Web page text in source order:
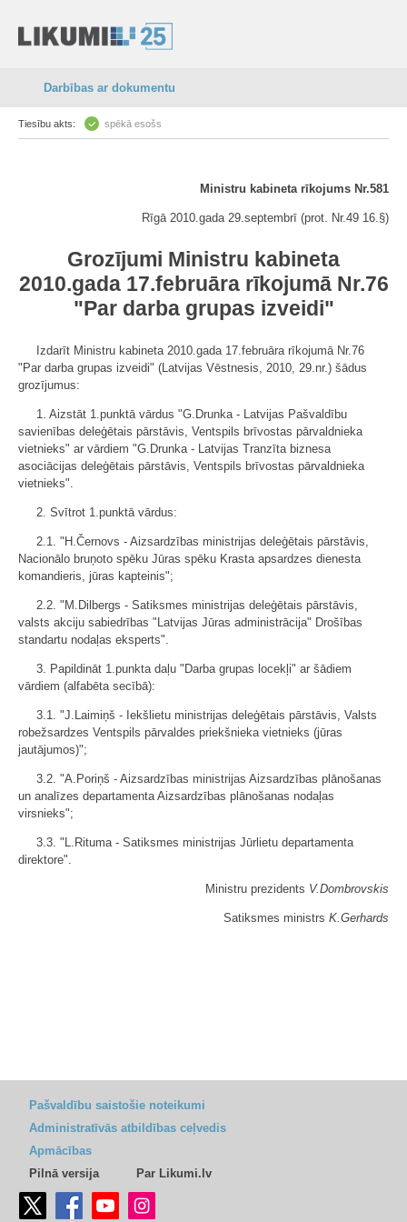
Darbības ar dokumentu
Tiesību akts: spēkā esošs
Ministru kabineta rīkojums Nr.581
Rīgā 2010.gada 29.septembrī (prot. Nr.49 16.§)
Grozījumi Ministru kabineta
2010.gada 17.februāra rīkojumā Nr.76
"Par darba grupas izveidi"
Izdarīt Ministru kabineta 2010.gada 17.februāra rīkojumā Nr.76
"Par darba grupas izveidi" (Latvijas Vēstnesis, 2010, 29.nr.) šādus
grozījumus:
1. Aizstāt 1.punktā vārdus "G.Drunka - Latvijas Pašvaldību
savienības deleģētais pārstāvis, Ventspils brīvostas pārvaldnieka
vietnieks" ar vārdiem "G.Drunka - Latvijas Tranzīta biznesa
asociācijas deleģētais pārstāvis, Ventspils brīvostas pārvaldnieka
vietnieks".
2. Svītrot 1.punktā vārdus:
2.1. "H.Černovs - Aizsardzības ministrijas deleģētais pārstāvis,
Nacionālo bruņoto spēku Jūras spēku Krasta apsardzes dienesta
komandieris, jūras kapteinis";
2.2. "M.Dilbergs - Satiksmes ministrijas deleģētais pārstāvis,
valsts akciju sabiedrības "Latvijas Jūras administrācija" Drošības
standartu nodaļas eksperts".
3. Papildināt 1.punkta daļu "Darba grupas locekļi" ar šādiem
vārdiem (alfabēta secībā):
3.1. "J.Laimiņš - Iekšlietu ministrijas deleģētais pārstāvis, Valsts
robežsardzes Ventspils pārvaldes priekšnieka vietnieks (jūras
jautājumos)";
3.2. "A.Poriņš - Aizsardzības ministrijas Aizsardzības plānošanas
un analīzes departamenta Aizsardzības plānošanas nodaļas
virsnieks";
3.3. "L.Rituma - Satiksmes ministrijas Jūrlietu departamenta
direktore".
Ministru prezidents V.Dombrovskis
Satiksmes ministrs K.Gerhards
Pašvaldību saistošie noteikumi
Administratīvās atbildības ceļvedis
Apmācības
Pilnā versija
Par Likumi.lv